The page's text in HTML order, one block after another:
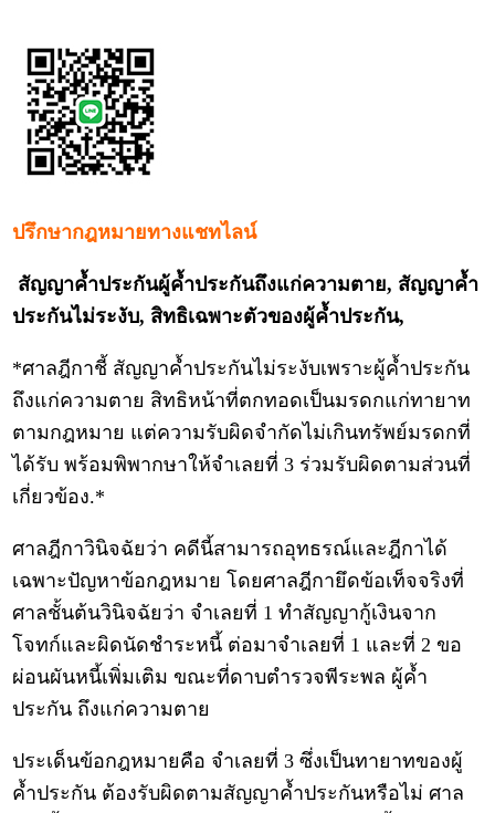
ปรึกษากฎหมายทางแชทไลน์
สัญญาค้ำประกันผู้ค้ำประกันถึงแก่ความตาย, สัญญาค้ำ
ประกันไม่ระงับ, สิทธิเฉพาะตัวของผู้ค้ำประกัน,
*ศาลฎีกาชี้ สัญญาค้ำประกันไม่ระงับเพราะผู้ค้ำประกัน
ถึงแก่ความตาย สิทธิหน้าที่ตกทอดเป็นมรดกแก่ทายาท
ตามกฎหมาย แต่ความรับผิดจำกัดไม่เกินทรัพย์มรดกที่
ได้รับ พร้อมพิพากษาให้จำเลยที่ 3 ร่วมรับผิดตามส่วนที่
เกี่ยวข้อง.*
ศาลฎีกาวินิจฉัยว่า คดีนี้สามารถอุทธรณ์และฎีกาได้
เฉพาะปัญหาข้อกฎหมาย โดยศาลฎีกายึดข้อเท็จจริงที่
ศาลชั้นต้นวินิจฉัยว่า จำเลยที่ 1 ทำสัญญากู้เงินจาก
โจทก์และผิดนัดชำระหนี้ ต่อมาจำเลยที่ 1 และที่ 2 ขอ
ผ่อนผันหนี้เพิ่มเติม ขณะที่ดาบตำรวจพีระพล ผู้ค้ำ
ประกัน ถึงแก่ความตาย
ประเด็นข้อกฎหมายคือ จำเลยที่ 3 ซึ่งเป็นทายาทของผู้
ค้ำประกัน ต้องรับผิดตามสัญญาค้ำประกันหรือไม่ ศาล